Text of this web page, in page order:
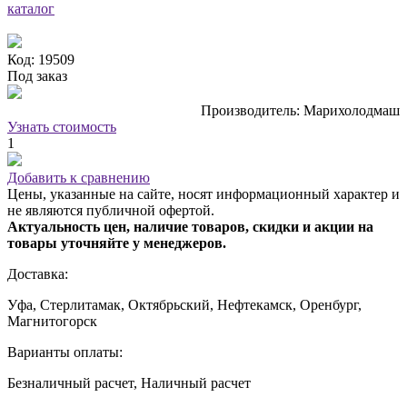
каталог
Код: 19509
Под заказ
Производитель: Марихолодмаш
Узнать стоимость
1
Добавить к сравнению
Цены, указанные на сайте, носят информационный характер и
не являются публичной офертой.
Актуальность цен, наличие товаров, скидки и акции на
товары уточняйте у менеджеров.
Доставка:
Уфа, Стерлитамак, Октябрьский, Нефтекамск, Оренбург,
Магнитогорск
Варианты оплаты:
Безналичный расчет, Наличный расчет